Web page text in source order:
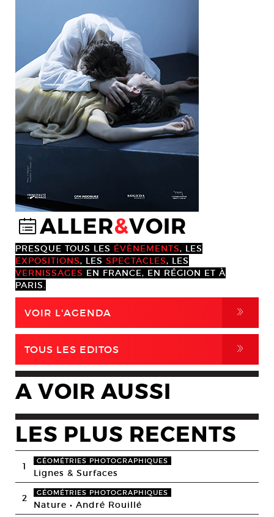
@ALLER&VOIR
PRESQUE TOUS LES ÉVÈNEMENTS, LES
EXPOSITIONS, LES SPECTACLES, LES
VERNISSAGES EN FRANCE, EN RÉGION ET À
PARIS.
VOIR L'AGENDA ,
TOUS LES EDITOS ,
A VOIR AUSSI
LES PLUS RECENTS
1 GÉOMÉTRIES PHOTOGRAPHIQUES
Lignes & Surfaces
2 GÉOMÉTRIES PHOTOGRAPHIQUES
Nature • André Rouillé